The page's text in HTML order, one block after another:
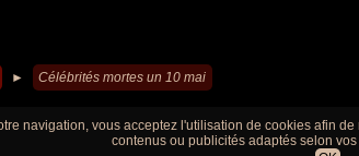
► Célébrités mortes un 10 mai
navigation, vous acceptez l'utilisation de cookies afin
contenus ou publicités adaptés selon